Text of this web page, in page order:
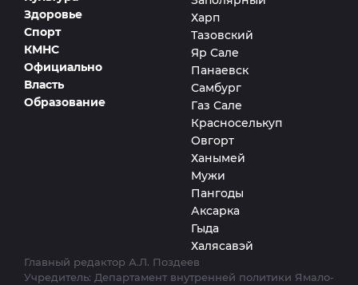
Здоровье
Спорт
КМНС
Официально
Власть
Образование
Харп
Тазовский
Яр Сале
Панаевск
Самбург
Газ Сале
Красноселькуп
Овгорт
Ханымей
Мужи
Пангоды
Аксарка
Гыда
Халясавэй
Главный редактор А.Л. Поздеев
Учредитель: Департамент внутренней политики Ямало-